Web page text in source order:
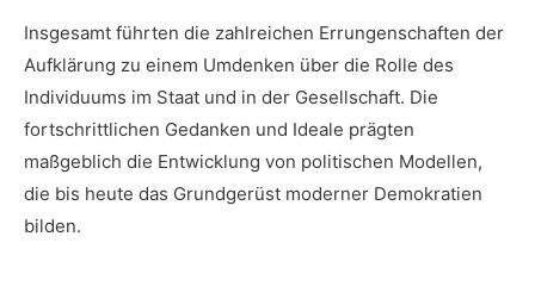
Insgesamt⁤ führten die zahlreichen Errungenschaften der⁣
Aufklärung zu einem Umdenken ⁢über die Rolle des
Individuums ⁢im Staat und in der Gesellschaft.‍ Die
fortschrittlichen​ Gedanken und Ideale prägten
⁣maßgeblich die Entwicklung von ⁤politischen Modellen,
die bis heute das Grundgerüst moderner Demokratien
bilden.